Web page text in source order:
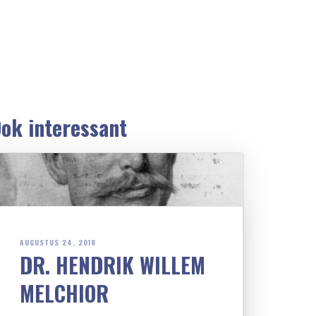
interessant
AUGUSTUS 24, 2018
DR. HENDRIK WILLEM
MELCHIOR